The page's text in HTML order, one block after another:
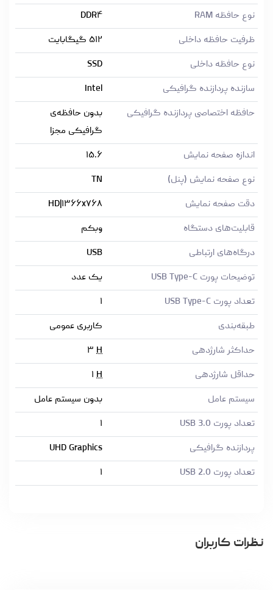
نوع حافظه RAM
DDR۴
ظرفیت حافظه داخلی
۵۱۲ گیگابایت
نوع حافظه داخلی
SSD
سازنده پردازنده گرافیکی
Intel
حافظه اختصاصی پردازنده گرافیکی
بدون حافظه‌ی
گرافیکی مجزا
اندازه صفحه نمایش
۱۵.۶
نوع صفحه نمایش (پنل)
TN
دقت صفحه نمایش
HD|۱۳۶۶x۷۶۸
قابلیت‌های دستگاه
وبکم
درگاه‌های ارتباطی
USB
توضیحات پورت USB Type-C
یک عدد
تعداد پورت USB Type-C
۱
طبقه‌بندی
کاربری عمومی
حداکثر شارژدهی
۳ H
حداقل شارژدهی
۱ H
سیستم عامل
بدون سیستم عامل
تعداد پورت USB 3.0
۱
پردازنده گرافیکی
UHD Graphics
تعداد پورت USB 2.0
۱
نظرات کاربران